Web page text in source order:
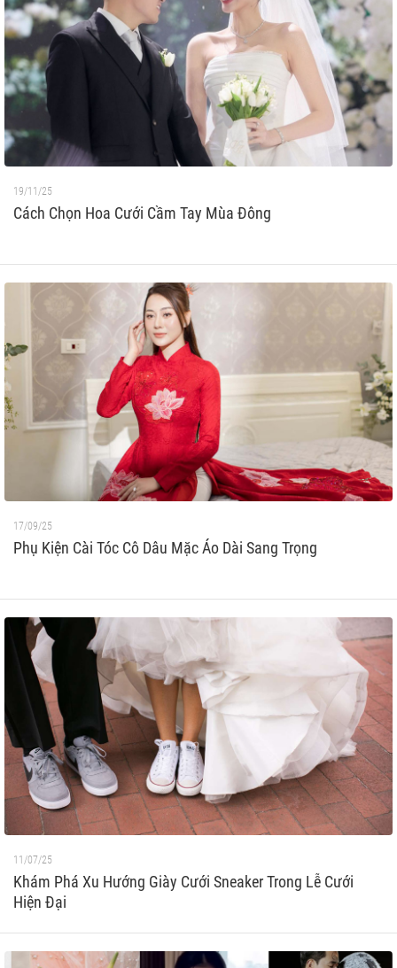
19/11/25
Cách Chọn Hoa Cưới Cầm Tay Mùa Đông
17/09/25
Phụ Kiện Cài Tóc Cô Dâu Mặc Áo Dài Sang Trọng
11/07/25
Khám Phá Xu Hướng Giày Cưới Sneaker Trong Lễ Cưới
Hiện Đại